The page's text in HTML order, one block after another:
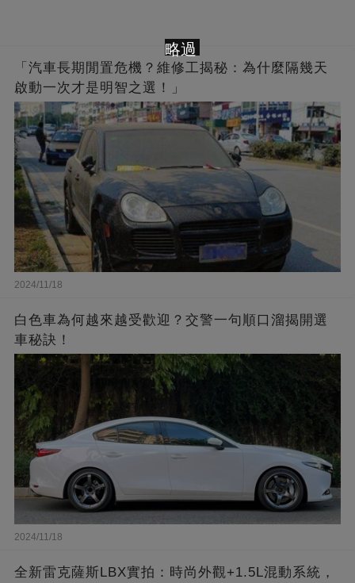
「汽車長期閒置危機？維修工揭秘：為什麼隔幾天
啟動一次才是明智之選！」
2024/11/18
白色車為何越來越受歡迎？交警一句順口溜揭開選
車秘訣！
2024/11/18
全新雷克薩斯LBX實拍：時尚外觀+1.5L混動系統，
略過